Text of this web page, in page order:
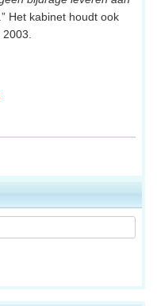
.” Het kabinet houdt ook
2003.